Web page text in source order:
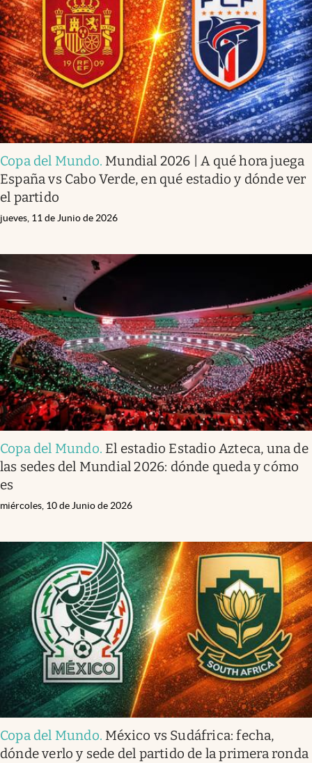
Copa del Mundo. Mundial 2026 | A qué hora juega
España vs Cabo Verde, en qué estadio y dónde ver
el partido
jueves, 11 de Junio de 2026
Copa del Mundo. El estadio Estadio Azteca, una de
las sedes del Mundial 2026: dónde queda y cómo
es
miércoles, 10 de Junio de 2026
Copa del Mundo. México vs Sudáfrica: fecha,
dónde verlo y sede del partido de la primera ronda